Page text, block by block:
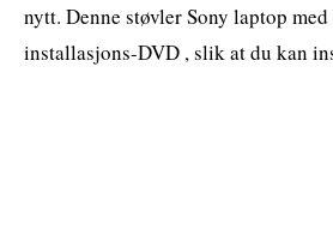
nytt. Denne støvler Sony laptop
installasjons-DVD , slik at du kan